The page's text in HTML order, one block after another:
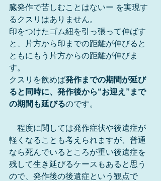
臓発作で苦しむことはないー を実現す
るクスリはありません。
印をつけたゴム紐を引っ張って伸ばす
と、片方から印までの距離が伸びると
ともにもう片方からの距離が伸びま
す。
クスリを飲めば発作までの期間が延び
ると同時に、発作後から“お迎え”まで
の期間も延びるのです。
程度に関しては発作症状や後遺症が
軽くなることも考えられますが、普通
なら死んでいるところが重い後遺症を
残して生き延びるケースもあると思う
ので、発作後の後遺症という観点で